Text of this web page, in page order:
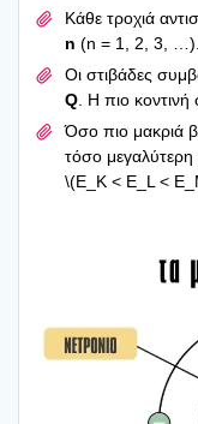
Κάθε τρο­χιά
n (n = 1, 2, 3, …).
Οι στι­βά­δες
Q. Η πιο
Όσο πιο μακριά
τόσο μεγα­λύ­τε­ρη
\(E_K < E_L <